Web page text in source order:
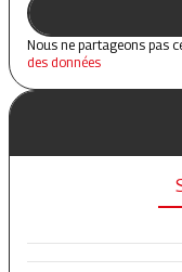
Nous ne partageons pas
des données